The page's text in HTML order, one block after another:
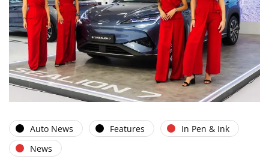
Auto News Features
In Pen & Ink
News